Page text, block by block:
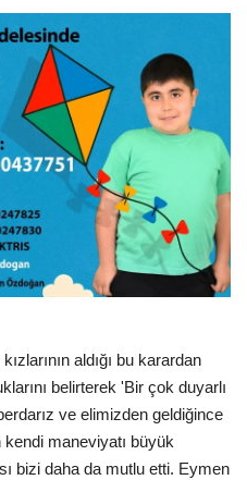
aldığı bu karardan
belirterek 'Bir çok duyarlı
ve elimizden geldiğince
kendi maneviyatı büyük
bizi daha da mutlu etti. Eymen